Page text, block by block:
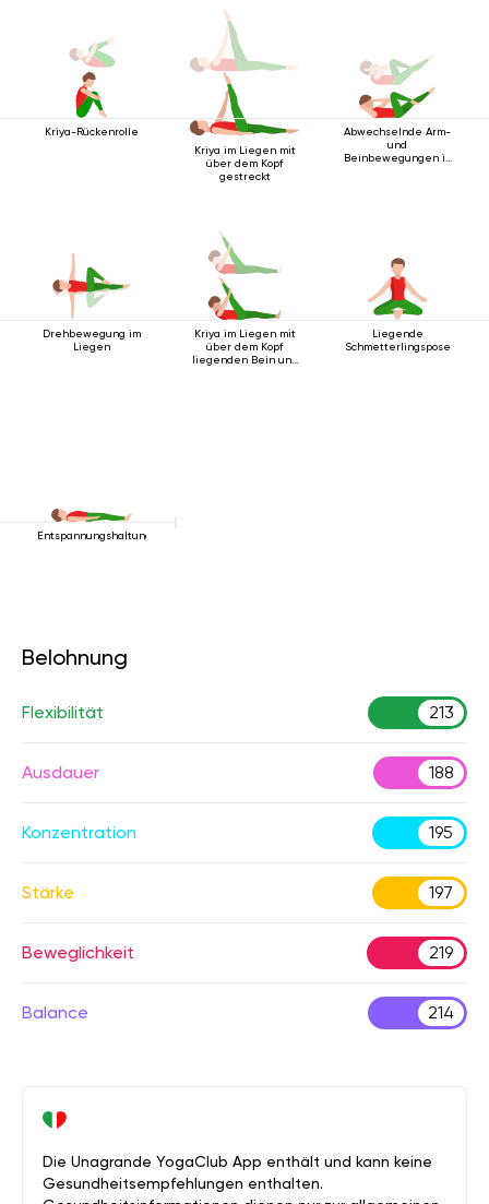
Kriya-Rückenrolle
Kriya im Liegen mit
über dem Kopf
gestreckt
Abwechselnde Arm-
und
Beinbewegungen in
Drehbewegung im
Liegen
Kriya im Liegen mit
über dem Kopf
liegenden Bein und
Liegende
Schmetterlingspose
Entspannungshaltung
Belohnung
Flexibilität 213
Ausdauer 188
Konzentration 195
Stärke 197
Beweglichkeit 219
Balance 214
Die Unagrande YogaClub App enthält und kann keine
Gesundheitsempfehlungen enthalten.